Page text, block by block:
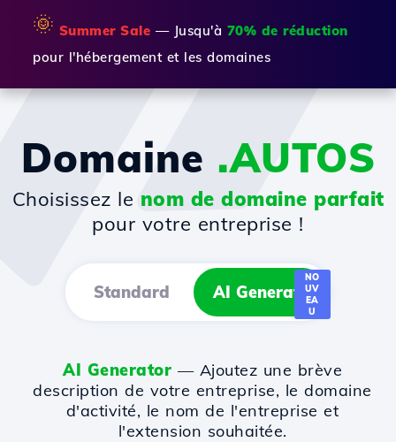
🌞 Summer Sale — Jusqu'à 70% de réduction
pour l'hébergement et les domaines
Domaine .AUTOS
Choisissez le nom de domaine parfait
pour votre entreprise !
Standard AI Generator
NO
UV
EA
U
AI Generator — Ajoutez une brève
description de votre entreprise, le domaine
d'activité, le nom de l'entreprise et
l'extension souhaitée.